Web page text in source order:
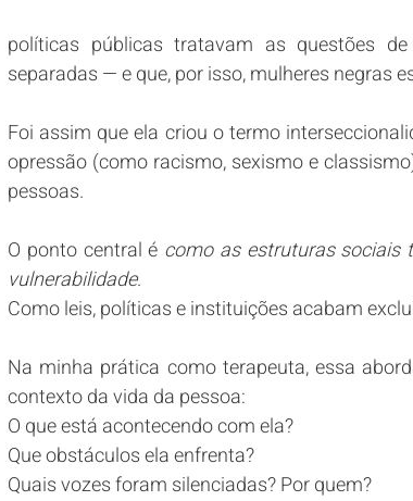
políticas públicas tratavam as questões
separadas — e que, por isso, mulheres negras
Foi assim que ela criou o termo
opressão (como racismo, sexismo e
pessoas.
O ponto central é como as estruturas sociais
vulnerabilidade.
Como leis, políticas e instituições acabam
Na minha prática como terapeuta, essa
contexto da vida da pessoa:
O que está acontecendo com ela?
Que obstáculos ela enfrenta?
Quais vozes foram silenciadas? Por quem?